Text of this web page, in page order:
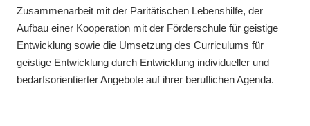
Zusammenarbeit mit der Paritätischen Lebenshilfe, der
Aufbau einer Kooperation mit der Förderschule für geistige
Entwicklung sowie die Umsetzung des Curriculums für
geistige Entwicklung durch Entwicklung individueller und
bedarfsorientierter Angebote auf ihrer beruflichen Agenda.